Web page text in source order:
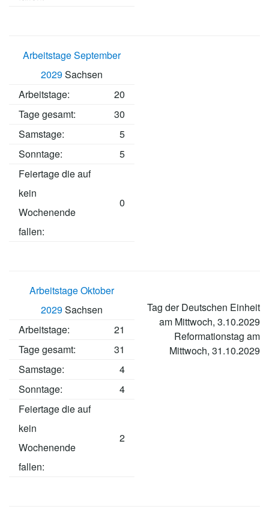
Arbeitstage September
2029Sachsen
Arbeitstage:
20
Tage gesamt:
30
Samstage:
5
Sonntage:
5
Feiertage die auf
kein
Wochenende
fallen:
0
Arbeitstage Oktober
2029Sachsen
Arbeitstage:
21
Tage gesamt:
31
Samstage:
4
Sonntage:
4
Feiertage die auf
kein
Wochenende
fallen:
2
Tag der Deutschen Einheit
am Mittwoch, 3.10.2029
Reformationstag am
Mittwoch, 31.10.2029